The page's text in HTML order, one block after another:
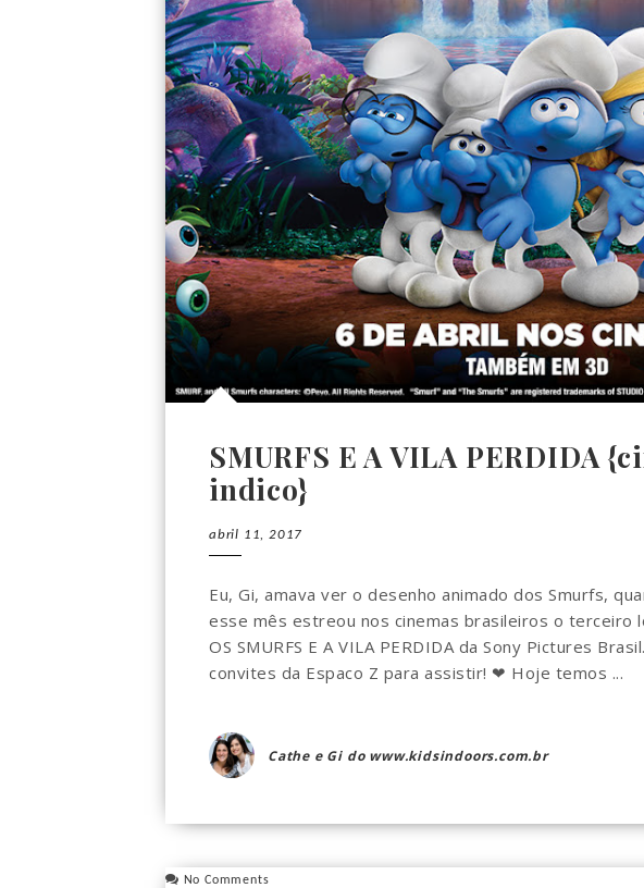
SMURFS E A VILA PERDIDA
indico}
abril 11, 2017
Eu, Gi, amava ver o desenho animado dos Smurfs,
esse mês estreou nos cinemas brasileiros o terceiro
OS SMURFS E A VILA PERDIDA da Sony Pictures
convites da Espaco Z para assistir! ❤ Hoje temos ...
Cathe e Gi do www.kidsindoors.com.br
No Comments